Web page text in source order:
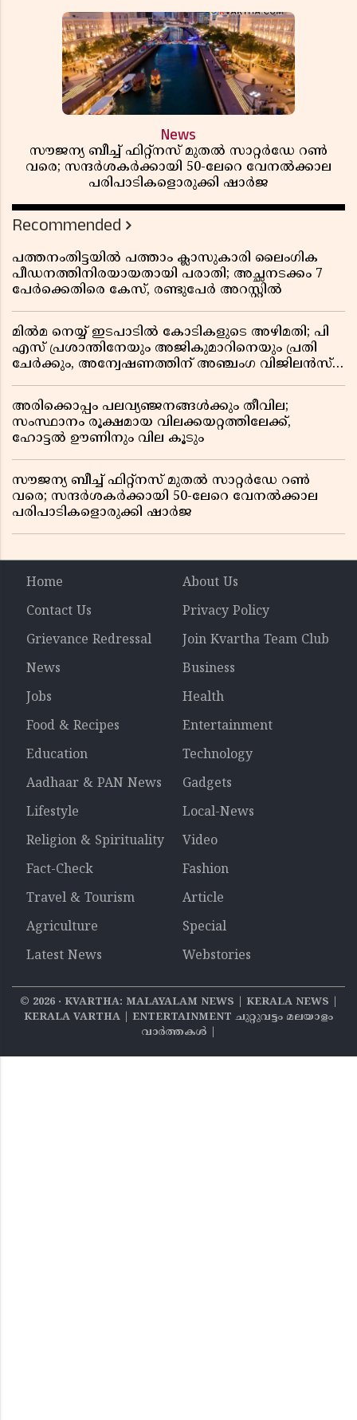
News
സൗജന്യ ബീച്ച് ഫിറ്റ്നസ് മുതൽ സാറ്റർഡേ റൺ
വരെ; സന്ദർശകർക്കായി 50-ലേറെ വേനൽക്കാല
പരിപാടികളൊരുക്കി ഷാർജ
Recommended
പത്തനംതിട്ടയിൽ പത്താം ക്ലാസുകാരി ലൈംഗിക
പീഡനത്തിനിരയായതായി പരാതി; അച്ഛനടക്കം 7
പേർക്കെതിരെ കേസ്, രണ്ടുപേർ അറസ്റ്റിൽ
മിൽമ നെയ്യ് ഇടപാടിൽ കോടികളുടെ അഴിമതി; പി
എസ് പ്രശാന്തിനേയും അജികുമാറിനെയും പ്രതി
ചേർക്കും, അന്വേഷണത്തിന് അഞ്ചംഗ വിജിലൻസ്
അരിക്കൊപ്പം പലവ്യഞ്ജനങ്ങൾക്കും തീവില;
സംസ്ഥാനം രൂക്ഷമായ വിലക്കയറ്റത്തിലേക്ക്,
ഹോട്ടൽ ഊണിനും വില കൂടും
സൗജന്യ ബീച്ച് ഫിറ്റ്നസ് മുതൽ സാറ്റർഡേ റൺ
വരെ; സന്ദർശകർക്കായി 50-ലേറെ വേനൽക്കാല
പരിപാടികളൊരുക്കി ഷാർജ
Home
About Us
Contact Us
Privacy Policy
Grievance Redressal
Join Kvartha Team Club
News
Business
Jobs
Health
Food & Recipes
Entertainment
Education
Technology
Aadhaar & PAN News
Gadgets
Lifestyle
Local-News
Religion & Spirituality
Video
Fact-Check
Fashion
Travel & Tourism
Article
Agriculture
Special
Latest News
Webstories
© 2026‧ KVARTHA: MALAYALAM NEWS | KERALA NEWS |
KERALA VARTHA | ENTERTAINMENT ചുറ്റുവട്ടം മലയാളം
വാര്‍ത്തകൾ |